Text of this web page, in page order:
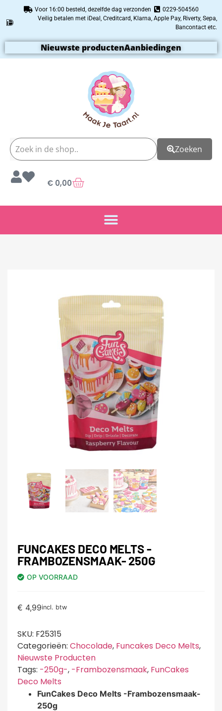
Voor 16:00 besteld, dezelfde dag verzonden
0229-504560
Veilig betalen met iDeal, Creditcard, Klarna, Apple Pay, Riverty, Sepa,
Bancontact etc.
Nieuwste productenAanbiedingen
Zoeken
€ 0,00
FUNCAKES DECO MELTS -
FRAMBOZENSMAAK- 250G
OP VOORRAAD
€ 4,99incl. btw
SKU: F25315
Categorieën: Chocolade, Funcakes Deco Melts,
Nieuwste Producten
Tags: -250g-, -Frambozensmaak, FunCakes
Deco Melts
FunCakes Deco Melts -Frambozensmaak-
250g